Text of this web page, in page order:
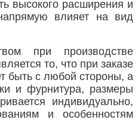
высокого расширения и
влияет на вид
при производстве
то, что при заказе
быть с любой стороны, а
и фурнитура, размеры
индивидуально,
и особенностям